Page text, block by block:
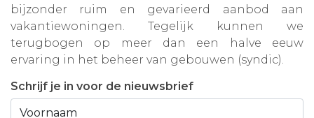
bijzonder ruim en gevarieerd aanbod aan
vakantiewoningen. Tegelijk kunnen we
terugbogen op meer dan een halve eeuw
ervaring in het beheer van gebouwen (syndic).
Schrijf je in voor de nieuwsbrief